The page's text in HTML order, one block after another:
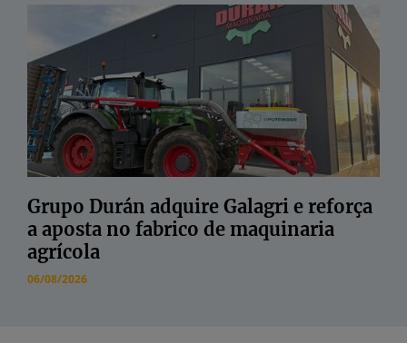
Grupo Durán adquire Galagri e reforça
a aposta no fabrico de maquinaria
agrícola
06/08/2026